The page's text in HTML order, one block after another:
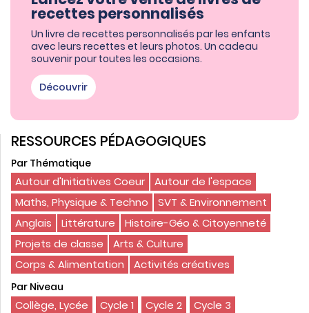
recettes personnalisés
Un livre de recettes personnalisés par les enfants
avec leurs recettes et leurs photos. Un cadeau
souvenir pour toutes les occasions.
Découvrir
RESSOURCES PÉDAGOGIQUES
Par Thématique
Autour d'Initiatives Coeur
Autour de l'espace
Maths, Physique & Techno
SVT & Environnement
Anglais
Littérature
Histoire-Géo & Citoyenneté
Projets de classe
Arts & Culture
Corps & Alimentation
Activités créatives
Par Niveau
Collège, Lycée Cycle 1 Cycle 2 Cycle 3